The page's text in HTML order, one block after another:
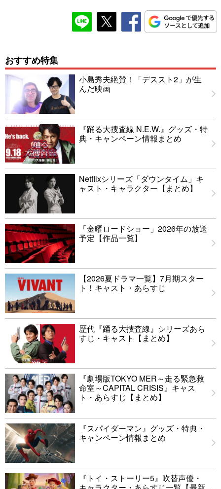
おすすめ特集
小島秀夫絶賛！「デススト2」が生
んだ映画
『踊る大捜査線 N.E.W.』グッズ・特
典・キャンペーン情報まとめ
Netflixシリーズ「ダウンタイム」キ
ャスト・キャラクター【まとめ】
「金曜ロードショー」2026年の放送
予定【作品一覧】
【2026夏ドラマ一覧】7月期スター
ト！キャスト・あらすじ
歴代『踊る大捜査線』シリーズあら
すじ・キャスト【まとめ】
『劇場版TOKYO MER～走る緊急救
命室～CAPITAL CRISIS』キャス
ト・あらすじ【まとめ】
『スパイダーマン』グッズ・特典・
キャンペーン情報まとめ
『トイ・ストーリー5』吹替声優・